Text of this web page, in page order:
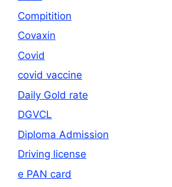
Compitition
Covaxin
Covid
covid vaccine
Daily Gold rate
DGVCL
Diploma Admission
Driving license
e PAN card